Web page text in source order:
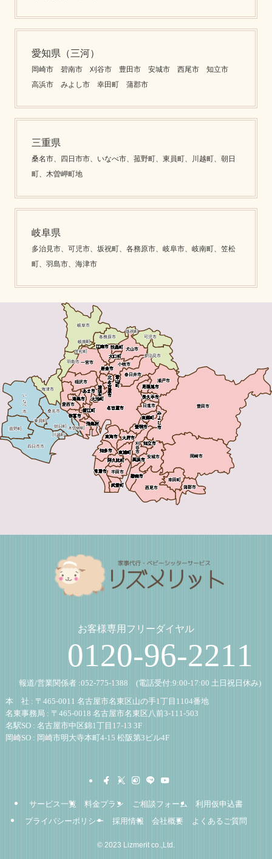
愛知県（三河）
岡崎市 碧南市 刈谷市 豊田市 安城市 西尾市 知立市
高浜市 みよし市 幸田町 蒲郡市
三重県
桑名市、四日市市、いなべ市、菰野町、東員町、川越町、朝日
町、木曽岬町地
岐阜県
多治見市、可児市、坂祝町、各務原市、岐阜市、岐南町、笠松
町、羽島市、海津市
お客様専用フリーダイヤル
0120-96-2211
報道/営業関係者 :052-775-1388 (電話受付:9:00-17:00 土日祝日休み)
本 社 : 〒465-0011 名古屋市名東区山の手1丁目1104番地
名東事務局 : 〒465-0018 名古屋市名東区八前3-111-503
名駅SO : 名古屋市中区錦1丁目17-13 3F
岡崎SO : 岡崎市明大寺本町4-15 松阪第3ビル4F
サービス一覧 料金プラン ご相談フォーム
利用仮申込書
プライバシーポリシー
採用情報 会社概要 よくあるご質問
© 2023 Lizmerit co.,Ltd.